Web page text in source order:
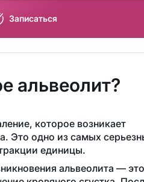
Записаться
альвеолит?
которое возникает
Это одно из самых
единицы.
альвеолита — это